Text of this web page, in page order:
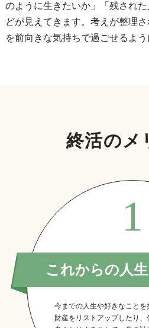
のように生きたいか」「残され
どが見えてきます。考えが整理
を前向きな気持ちで過ごせるよう
終活のメ
1
これからの人
今までの人生や好きなことを
財産をリストアップしたり、